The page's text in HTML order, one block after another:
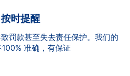
按时提醒
罚款甚至失去责任保护。我们的
准确，有保证